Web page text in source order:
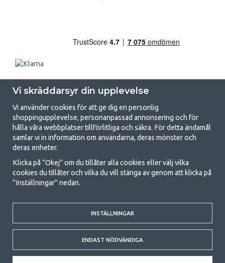
GetCamping.se - Din butik för camping
och uteliv
Att campa kan antingen vara en livsstil eller ett sätt att samla familjen
för ett gemensamt äventyr. Oavsett vilken kategori du tillhör hittar du
med att campa så därför erbjuder vi riktigt bra priser på familjetält,
husvagnstält och all annan utrustning för camping och friluftsliv. Vårt
mål är att i varje priskategori erbjuda den bästa campingutrustningen
gällande kvalitet och funktionalitet. Ta gärna kontakt med oss om det
är något du saknar eller vill veta mer om.
© 2020 GetCamping. All rights reserved.
Vi skräddarsyr din upplevelse
Vi använder cookies för att ge dig en personlig
shoppingupplevelse, personanpassad annonsering och för
hålla våra webbplatser tillförlitliga och säkra. För detta ändamål
samlar vi in information om användarna, deras mönster och
deras enheter.
Klicka på "Okej" om du tillåter alla cookies eller välj vilka
cookies du tillåter och vilka du vill stänga av genom att klicka på
"Inställningar" nedan.
INSTÄLLNINGAR
ENDAST NÖDVÄNDIGA